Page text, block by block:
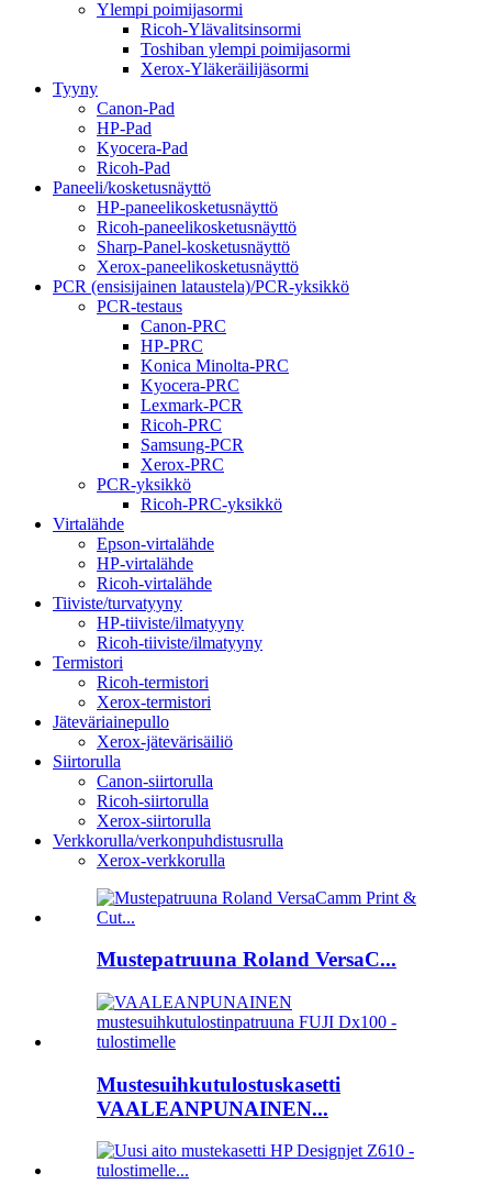
Ylempi poimijasormi
Ricoh-Ylävalitsinsormi
Toshiban ylempi poimijasormi
Xerox-Yläkeräilijäsormi
Tyyny
Canon-Pad
HP-Pad
Kyocera-Pad
Ricoh-Pad
Paneeli/kosketusnäyttö
HP-paneelikosketusnäyttö
Ricoh-paneelikosketusnäyttö
Sharp-Panel-kosketusnäyttö
Xerox-paneelikosketusnäyttö
PCR (ensisijainen lataustela)/PCR-yksikkö
PCR-testaus
Canon-PRC
HP-PRC
Konica Minolta-PRC
Kyocera-PRC
Lexmark-PCR
Ricoh-PRC
Samsung-PCR
Xerox-PRC
PCR-yksikkö
Ricoh-PRC-yksikkö
Virtalähde
Epson-virtalähde
HP-virtalähde
Ricoh-virtalähde
Tiiviste/turvatyyny
HP-tiiviste/ilmatyyny
Ricoh-tiiviste/ilmatyyny
Termistori
Ricoh-termistori
Xerox-termistori
Jäteväriainepullo
Xerox-jätevärisäiliö
Siirtorulla
Canon-siirtorulla
Ricoh-siirtorulla
Xerox-siirtorulla
Verkkorulla/verkonpuhdistusrulla
Xerox-verkkorulla
Mustepatruuna Roland VersaC...
Mustesuihkutulostuskasetti
VAALEANPUNAINEN...